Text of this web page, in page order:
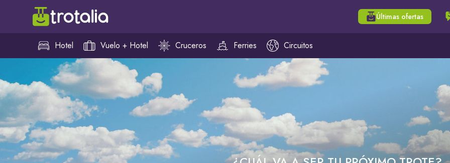
Últimas ofertas
Hotel Vuelo + Hotel Cruceros Ferries Circuitos